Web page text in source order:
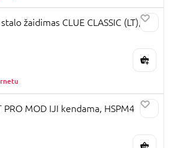
žaidimas CLUE CLASSIC (LT),
PRO MOD IJI kendama, HSPM4